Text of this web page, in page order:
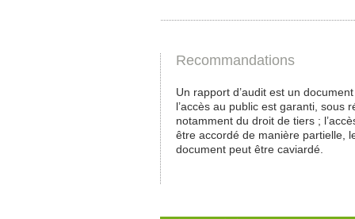
Recommandations
Un rapport d’audit est un
l’accès au public est garanti, sous
notamment du droit de tiers ;
être accordé de manière partielle,
document peut être caviardé.